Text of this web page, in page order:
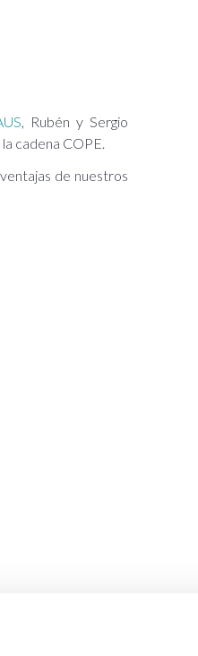
, Rubén y Sergio
la cadena COPE.
de nuestros